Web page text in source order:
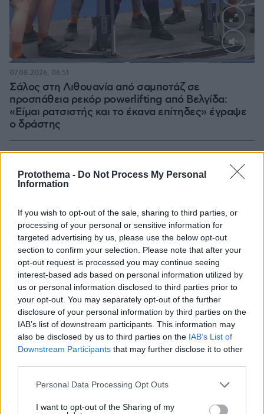
Protothema - Do Not Process My Personal
Information
If you wish to opt-out of the sale, sharing to third parties, or
processing of your personal or sensitive information for
targeted advertising by us, please use the below opt-out
section to confirm your selection. Please note that after your
opt-out request is processed you may continue seeing
interest-based ads based on personal information utilized by
us or personal information disclosed to third parties prior to
your opt-out. You may separately opt-out of the further
disclosure of your personal information by third parties on the
IAB’s list of downstream participants. This information may
also be disclosed by us to third parties on the IAB’s List of
Downstream Participants that may further disclose it to other
Please note that this website/app uses one or more Google
not limited to your visit or usage behaviour. You may click to
Personal Data Processing Opt Outs
I want to opt-out of the Sharing of my
Loaded:
Σάλος στη Λιθουανία από σαμποτάζ σε
προσπάθεια ρεκόρ powerlifting από Βελγίδα:
«Είμαι ρατσιστής και το έκανα επίτηδες» έγραψε
ο δράστης
07.08.2026, 06:51
07.08.2026, 07:00